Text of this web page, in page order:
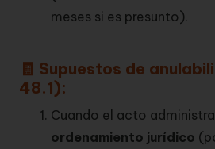
meses si es presunto).
🧾 Supuestos de
48.1):
Cuando el acto
ordenamiento jurídico